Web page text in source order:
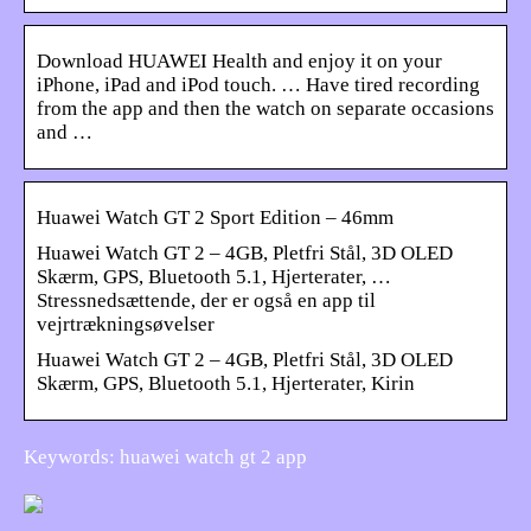
Download HUAWEI Health and enjoy it on your
iPhone, iPad and iPod touch. … Have tired recording
from the app and then the watch on separate occasions
and …
Huawei Watch GT 2 Sport Edition – 46mm
Huawei Watch GT 2 – 4GB, Pletfri Stål, 3D OLED
Skærm, GPS, Bluetooth 5.1, Hjerterater, …
Stressnedsættende, der er også en app til
vejrtrækningsøvelser
Huawei Watch GT 2 – 4GB, Pletfri Stål, 3D OLED
Skærm, GPS, Bluetooth 5.1, Hjerterater, Kirin
Keywords: huawei watch gt 2 app